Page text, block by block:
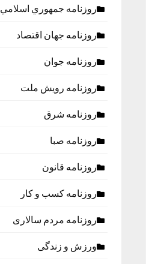
روزنامه جمهوري اسلامي
روزنامه جهان اقتصاد
روزنامه جوان
روزنامه رویش ملت
روزنامه شرق
روزنامه صبا
روزنامه قانون
روزنامه كسب و كار
روزنامه مردم سالاری
ورزش و زندگی